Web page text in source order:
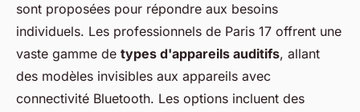
sont proposées pour répondre aux besoins
individuels. Les professionnels de Paris 17 offrent une
vaste gamme de types d'appareils auditifs, allant
des modèles invisibles aux appareils avec
connectivité Bluetooth. Les options incluent des